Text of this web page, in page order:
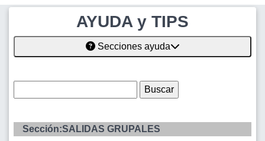
AYUDA y TIPS
Secciones ayuda
Sección:SALIDAS GRUPALES